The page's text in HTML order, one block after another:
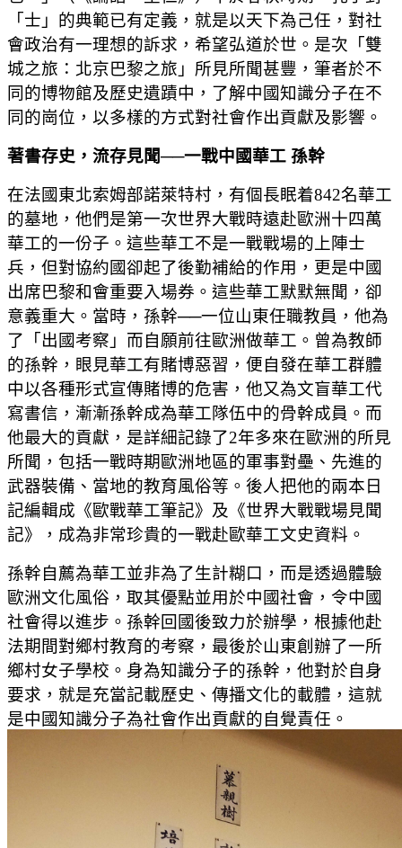
「士」的典範已有定義，就是以天下為己任，對社
會政治有一理想的訴求，希望弘道於世。是次「雙
城之旅：北京巴黎之旅」所見所聞甚豐，筆者於不
同的博物館及歷史遺蹟中，了解中國知識分子在不
同的崗位，以多樣的方式對社會作出貢獻及影響。
著書存史，流存見聞──一戰中國華工 孫幹
在法國東北索姆部諾萊特村，有個長眠着842名華工
的墓地，他們是第一次世界大戰時遠赴歐洲十四萬
華工的一份子。這些華工不是一戰戰場的上陣士
兵，但對協約國卻起了後勤補給的作用，更是中國
出席巴黎和會重要入場券。這些華工默默無聞，卻
意義重大。當時，孫幹──一位山東任職教員，他為
了「出國考察」而自願前往歐洲做華工。曾為教師
的孫幹，眼見華工有賭博惡習，便自發在華工群體
中以各種形式宣傳賭博的危害，他又為文盲華工代
寫書信，漸漸孫幹成為華工隊伍中的骨幹成員。而
他最大的貢獻，是詳細記錄了2年多來在歐洲的所見
所聞，包括一戰時期歐洲地區的軍事對壘、先進的
武器裝備、當地的教育風俗等。後人把他的兩本日
記編輯成《歐戰華工筆記》及《世界大戰戰場見聞
記》，成為非常珍貴的一戰赴歐華工文史資料。
孫幹自薦為華工並非為了生計糊口，而是透過體驗
歐洲文化風俗，取其優點並用於中國社會，令中國
社會得以進步。孫幹回國後致力於辦學，根據他赴
法期間對鄉村教育的考察，最後於山東創辦了一所
鄉村女子學校。身為知識分子的孫幹，他對於自身
要求，就是充當記載歷史、傳播文化的載體，這就
是中國知識分子為社會作出貢獻的自覺責任。